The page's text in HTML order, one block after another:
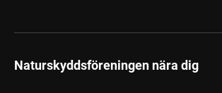
Naturskyddsföreningen nära dig